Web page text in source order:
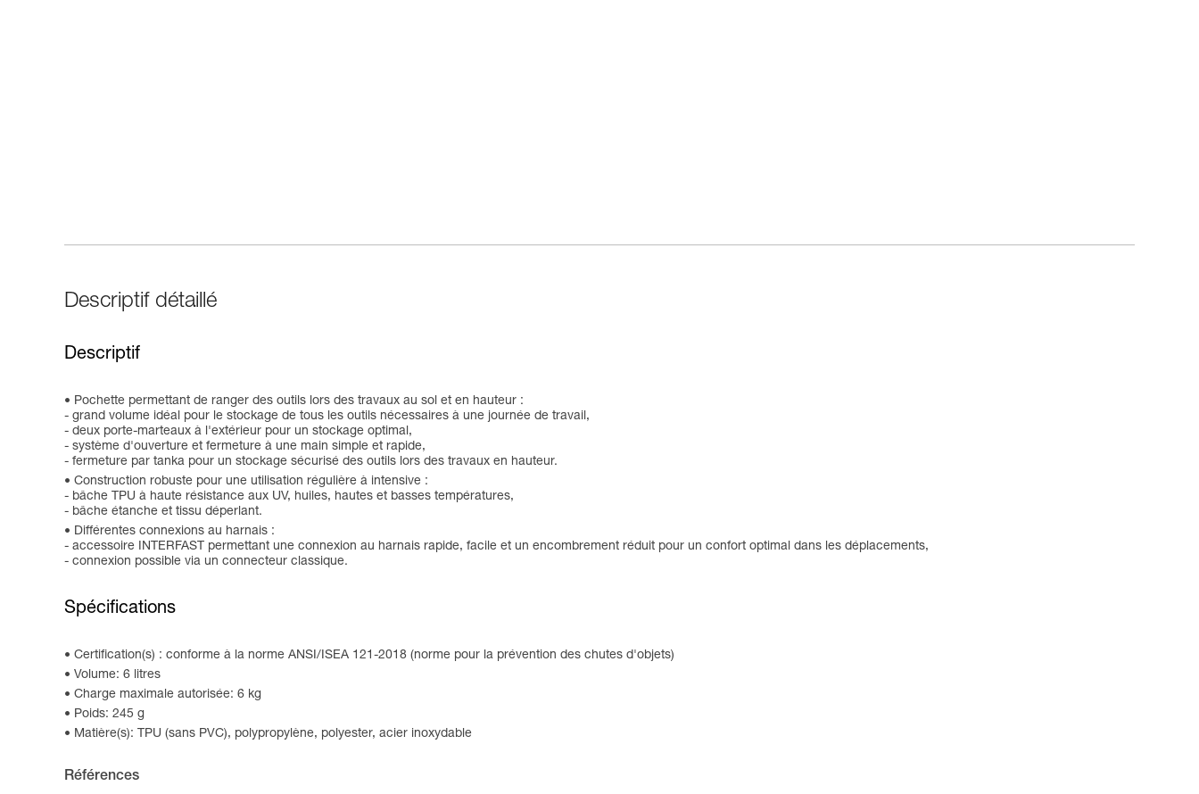
Descriptif détaillé
Descriptif
Pochette permettant de ranger des outils lors des travaux au sol et en hauteur :
- grand volume idéal pour le stockage de tous les outils nécessaires à une journée de travail,
- deux porte-marteaux à l'extérieur pour un stockage optimal,
- système d'ouverture et fermeture à une main simple et rapide,
- fermeture par tanka pour un stockage sécurisé des outils lors des travaux en hauteur.
Construction robuste pour une utilisation régulière à intensive :
- bâche TPU à haute résistance aux UV, huiles, hautes et basses températures,
- bâche étanche et tissu déperlant.
Différentes connexions au harnais :
- accessoire INTERFAST permettant une connexion au harnais rapide, facile et un encombrement réduit pour un confort optimal dans les déplacements,
- connexion possible via un connecteur classique.
Spécifications
Certification(s) : conforme à la norme ANSI/ISEA 121-2018 (norme pour la prévention des chutes d'objets)
Volume: 6 litres
Charge maximale autorisée: 6 kg
Poids: 245 g
Matière(s): TPU (sans PVC), polypropylène, polyester, acier inoxydable
Références